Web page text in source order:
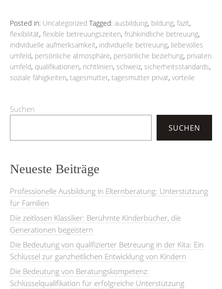
Posted in: Uncategorized Tagged: ausbildung, bildung, fazit,
flexibilität, flexible betreuungszeiten, frühkindliche betreuung,
individuelle aufmerksamkeit, individuelle betreuung, liebevolles
umfeld, persönliche atmosphäre, persönliche beziehung, privaten
umfeld, qualifikationen, richtlinien, schweiz, sicherheitsstandards,
soziale fähigkeiten, tagesmutter, tagesmutter privat, vorteile
Suchen
SUCHEN
Neueste Beiträge
Professionelle Ausbildung in Elternberatung: Unterstützung
für Familien
Die zeitlosen Klassiker: Berühmte Kinderbücher, die
Generationen begeistern
Die Bedeutung von qualifizierter Betreuung in der Kita: Ein
Schlüssel zur ganzheitlichen Entwicklung von Kindern
Die Bedeutung von Beratungskompetenz:
Schlüsselqualifikation für erfolgreiche Unterstützung